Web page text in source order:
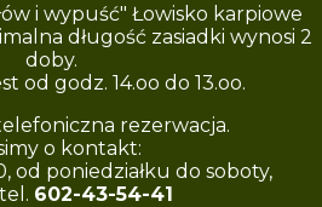
i wypuść" Łowisko karpiowe
długość zasiadki wynosi 2
doby.
od godz. 14.oo do 13.oo.
rezerwacja.
o kontakt:
od poniedziałku do soboty,
602-43-54-41